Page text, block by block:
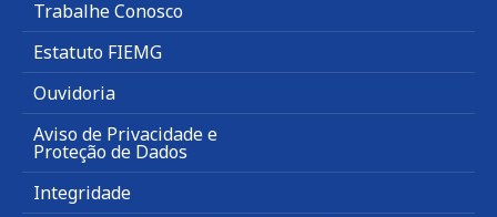
Trabalhe Conosco
Estatuto FIEMG
Ouvidoria
Aviso de Privacidade e
Proteção de Dados
Integridade